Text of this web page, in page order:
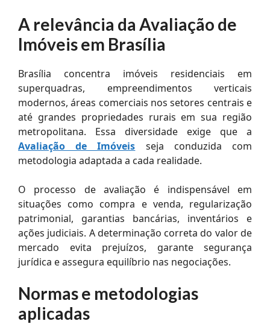
A relevância da Avaliação de
Imóveis em Brasília
Brasília concentra imóveis residenciais em
superquadras, empreendimentos verticais
modernos, áreas comerciais nos setores centrais e
até grandes propriedades rurais em sua região
metropolitana. Essa diversidade exige que a
Avaliação de Imóveis seja conduzida com
metodologia adaptada a cada realidade.
O processo de avaliação é indispensável em
situações como compra e venda, regularização
patrimonial, garantias bancárias, inventários e
ações judiciais. A determinação correta do valor de
mercado evita prejuízos, garante segurança
jurídica e assegura equilíbrio nas negociações.
Normas e metodologias
aplicadas